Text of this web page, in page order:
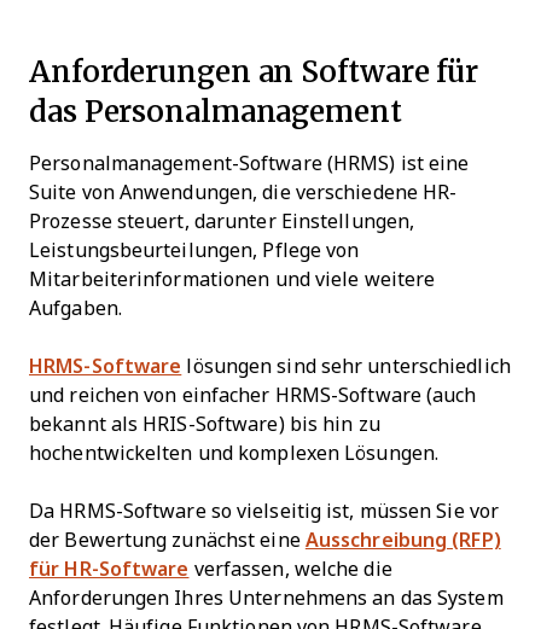
Anforderungen an Software für
das Personalmanagement
Personalmanagement-Software (HRMS) ist eine
Suite von Anwendungen, die verschiedene HR-
Prozesse steuert, darunter Einstellungen,
Leistungsbeurteilungen, Pflege von
Mitarbeiterinformationen und viele weitere
Aufgaben.
HRMS-Software lösungen sind sehr unterschiedlich
und reichen von einfacher HRMS-Software (auch
bekannt als HRIS-Software) bis hin zu
hochentwickelten und komplexen Lösungen.
Da HRMS-Software so vielseitig ist, müssen Sie vor
der Bewertung zunächst eine Ausschreibung (RFP)
für HR-Software verfassen, welche die
Anforderungen Ihres Unternehmens an das System